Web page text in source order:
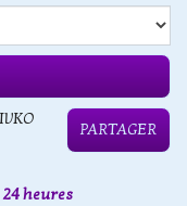
IVKO
PARTAGER
24 heures